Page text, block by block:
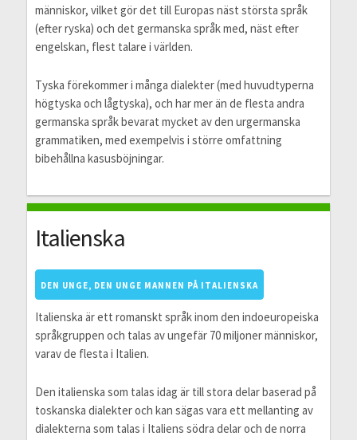
människor, vilket gör det till Europas näst största språk
(efter ryska) och det germanska språk med, näst efter
engelskan, flest talare i världen.
Tyska förekommer i många dialekter (med huvudtyperna
högtyska och lågtyska), och har mer än de flesta andra
germanska språk bevarat mycket av den urgermanska
grammatiken, med exempelvis i större omfattning
bibehållna kasusböjningar.
Italienska
DEN UNGE, DEN UNGE MANNEN PÅ ITALIENSKA
Italienska är ett romanskt språk inom den indoeuropeiska
språkgruppen och talas av ungefär 70 miljoner människor,
varav de flesta i Italien.
Den italienska som talas idag är till stora delar baserad på
toskanska dialekter och kan sägas vara ett mellanting av
dialekterna som talas i Italiens södra delar och de norra